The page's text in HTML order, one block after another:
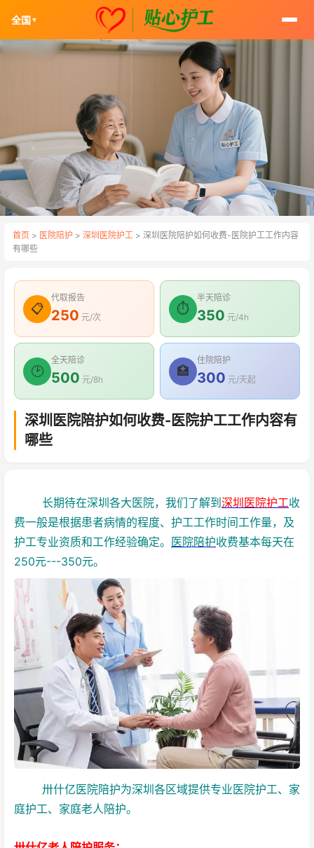
全国 ▼
首页 > 医院陪护 > 深圳医院护工 > 深圳医院陪护如何收费-医院护工工作内容
有哪些
📋
代取报告
250 元/次
⏱
半天陪诊
350 元/4h
🕑
全天陪诊
500 元/8h
🏥
住院陪护
300 元/天起
深圳医院陪护如何收费-医院护工工作内容有
哪些
长期待在深圳各大医院，我们了解到 深圳医院护工收
费一般是根据患者病情的程度、护工工作时间工作量，及
护工专业资质和工作经验确定。 医院陪护收费基本每天在
250元---350元。
卅什亿医院陪护为深圳各区域提供专业医院护工、家
庭护工、家庭老人陪护。